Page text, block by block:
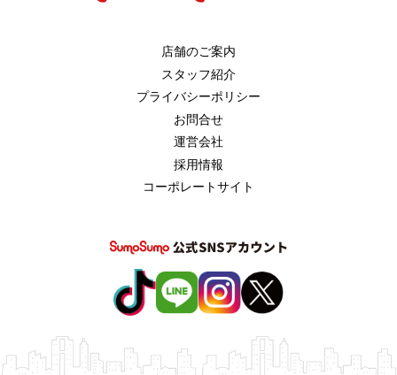
店舗のご案内
スタッフ紹介
プライバシーポリシー
お問合せ
運営会社
採用情報
コーポレートサイト